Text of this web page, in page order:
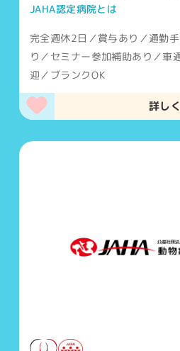
JAHA認定病院とは
完全週休2日／賞与あり／通勤
り／セミナー参加補助あり／車
迎／ブランクOK
詳し